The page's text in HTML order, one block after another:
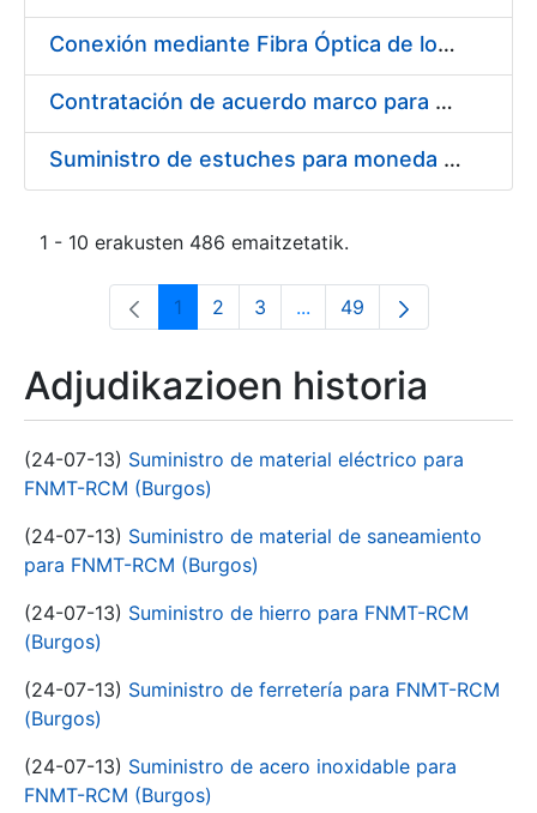
Conexión mediante Fibra Óptica de los Centros de Proceso de Datos (CPDs) de las sedes de la FNMT-RCM de Burgos y Madrid
Contratación de acuerdo marco para el Suministro de Material de Electricidad para la Fábrica Nacional de Moneda y Timbre-Real Casa de la Moneda en su centro de trabajo de Burgos
Suministro de estuches para moneda de 30 €
1 - 10 erakusten 486 emaitzetatik.
Orrialdea
1 Orrialdea
2 Orrialdea
3 ...Intermediate Pages Use
Orrialdea
49
Adjudikazioen historia
(24-07-13) Suministro de material eléctrico para
FNMT-RCM (Burgos)
(24-07-13) Suministro de material de saneamiento
para FNMT-RCM (Burgos)
(24-07-13) Suministro de hierro para FNMT-RCM
(Burgos)
(24-07-13) Suministro de ferretería para FNMT-RCM
(Burgos)
(24-07-13) Suministro de acero inoxidable para
FNMT-RCM (Burgos)